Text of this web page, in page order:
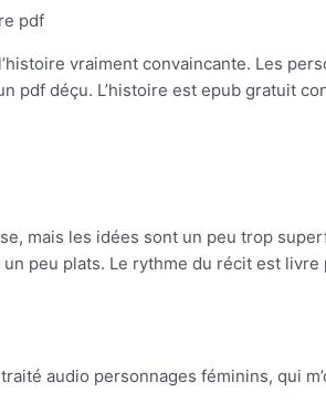
pdf
vraiment convaincante. Les
pdf déçu. L’histoire est epub gratuit
mais les idées sont un peu trop
peu plats. Le rythme du récit est livre
audio personnages féminins, qui